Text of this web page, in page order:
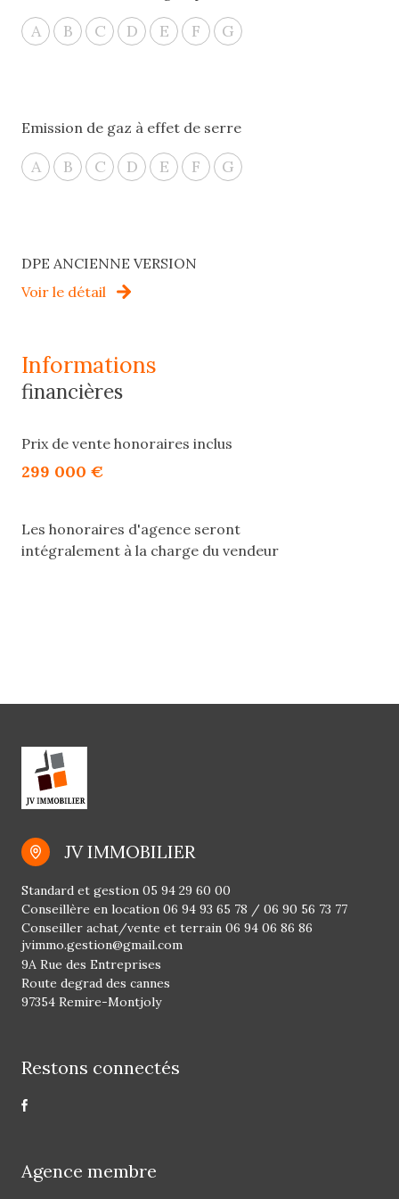
A B C D E F G
Emission de gaz à effet de serre
A B C D E F G
DPE ANCIENNE VERSION
Voir le détail
informations
financières
Prix de vente honoraires inclus
299 000 €
Les honoraires d'agence seront
intégralement à la charge du vendeur
JV IMMOBILIER
jvimmo.gestion@gmail.com
Standard et gestion 05 94 29 60 00
Conseillère en location 06 94 93 65 78 / 06 90 56 73 77
Conseiller achat/vente et terrain 06 94 06 86 86
9A Rue des Entreprises
Route degrad des cannes
97354 Remire-Montjoly
Restons connectés
Agence membre